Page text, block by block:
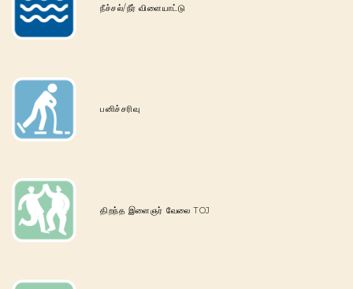
நீச்சல்/நீர் விளையாட்டு
பனிச்சரிவு
திறந்த இளைஞர் வேலை TOJ